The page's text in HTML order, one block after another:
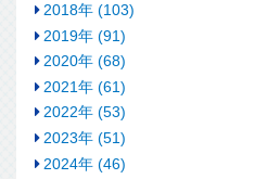
2018年 (103)
2019年 (91)
2020年 (68)
2021年 (61)
2022年 (53)
2023年 (51)
2024年 (46)